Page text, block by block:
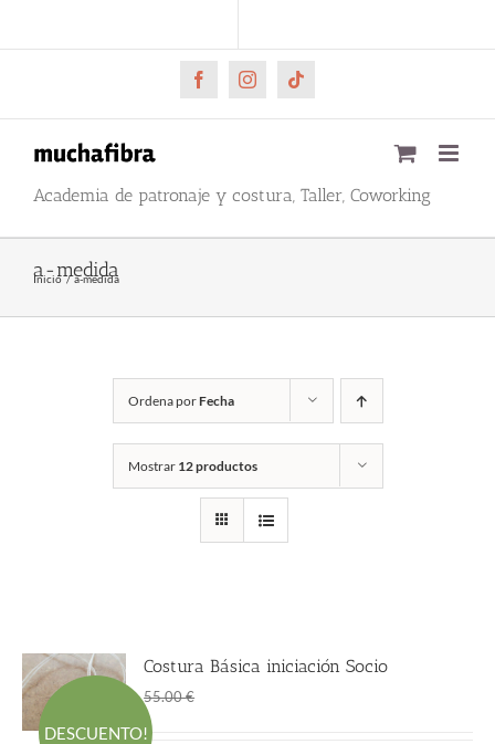
al
FacebookInstagramTiktok
Academia de patronaje y costura, Taller, Coworking
a-medida
Inicio a-medida
Ordena porFecha
Mostrar 12 productos
DESCUENTO!
Costura Básica iniciación Socio
55.00€